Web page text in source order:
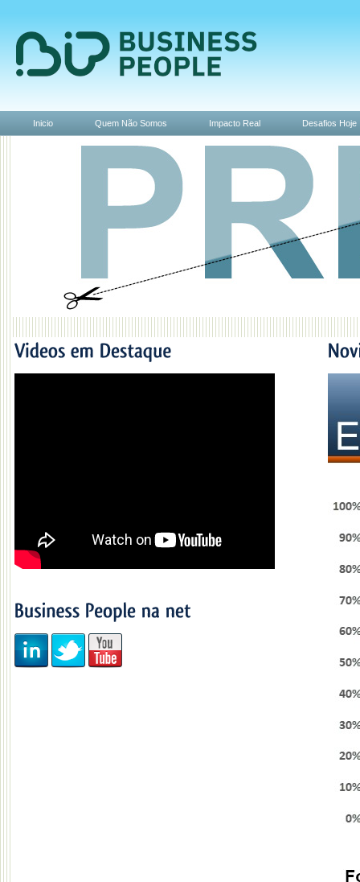
Inicio Quem Não Somos Impacto Real Desafios Hoje